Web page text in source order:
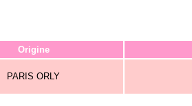
Origine
PARIS ORLY